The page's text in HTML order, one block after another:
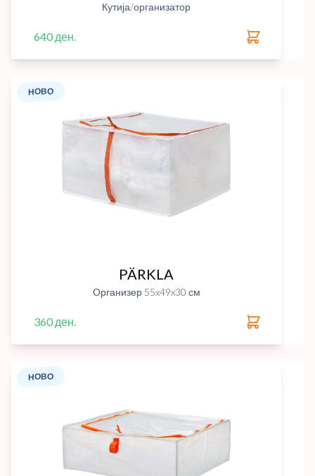
Кутија/организатор
640 ден.
НОВО
PÄRKLA
Организер 55x49x30 см
360 ден.
НОВО